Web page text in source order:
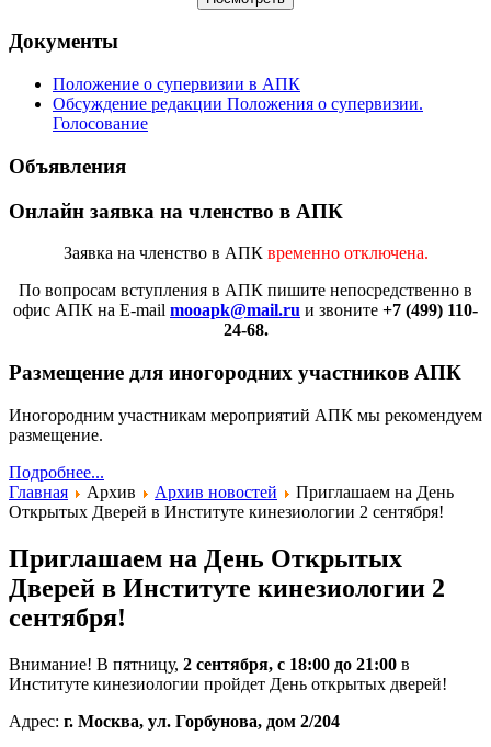
Документы
Положение о супервизии в АПК
Обсуждение редакции Положения о супервизии.
Голосование
Объявления
Онлайн заявка на членство в АПК
Заявка на членство в АПК временно отключена.
По вопросам вступления в АПК пишите непосредственно в
офис АПК на E-mail mooapk@mail.ru и звоните +7 (499) 110-
24-68.
Размещение для иногородних участников АПК
Иногородним участникам мероприятий АПК мы рекомендуем
размещение.
Подробнее...
Главная
Архив Архив новостей
Приглашаем на День
Открытых Дверей в Институте кинезиологии 2 сентября!
Приглашаем на День Открытых
Дверей в Институте кинезиологии 2
сентября!
Внимание! В пятницу, 2 сентября, с 18:00 до 21:00 в
Институте кинезиологии пройдет День открытых дверей!
Адрес: г. Москва, ул. Горбунова, дом 2/204